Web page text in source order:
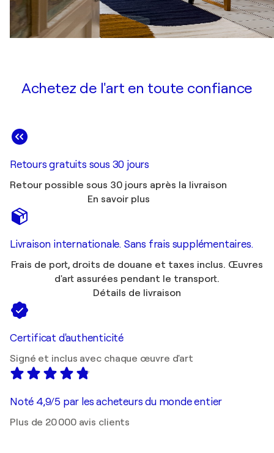
Achetez de l'art en toute confiance
Retours gratuits sous 30 jours
Retour possible sous 30 jours après la livraison
En savoir plus
Livraison internationale. Sans frais supplémentaires.
Frais de port, droits de douane et taxes inclus. Œuvres
d'art assurées pendant le transport.
Détails de livraison
Certificat d'authenticité
Signé et inclus avec chaque œuvre d'art
Noté 4,9/5 par les acheteurs du monde entier
Plus de 20 000 avis clients